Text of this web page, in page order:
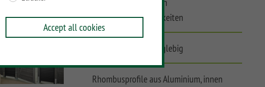
Accept all cookies
Gestaltungsmöglichkeiten
Pflegeleicht und langlebig
Rhombusprofile aus Aluminium, innen